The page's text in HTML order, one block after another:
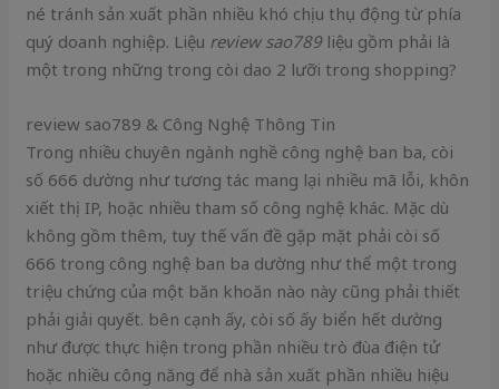
né tránh sản xuất phần nhiều khó chịu thụ động từ phía
quý doanh nghiệp. Liệu review sao789liệu gồm phải là
một trong những trong còi dao 2 lưỡi trong shopping?
review sao789 & Công Nghệ Thông Tin
Trong nhiều chuyên ngành nghề công nghệ ban ba, còi
số 666 dường như tương tác mang lại nhiều mã lỗi, khôn
xiết thị IP, hoặc nhiều tham số công nghệ khác. Mặc dù
không gồm thêm, tuy thế vấn đề gặp mặt phải còi số
666 trong công nghệ ban ba dường như thể một trong
triệu chứng của một băn khoăn nào này cũng phải thiết
phải giải quyết. bên cạnh ấy, còi số ấy biển hết dường
như được thực hiện trong phần nhiều trò đùa điện tử
hoặc nhiều công năng để nhà sản xuất phần nhiều hiệu